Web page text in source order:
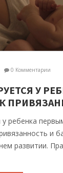
0 Комментарии
У
ребенка
и
развитии.